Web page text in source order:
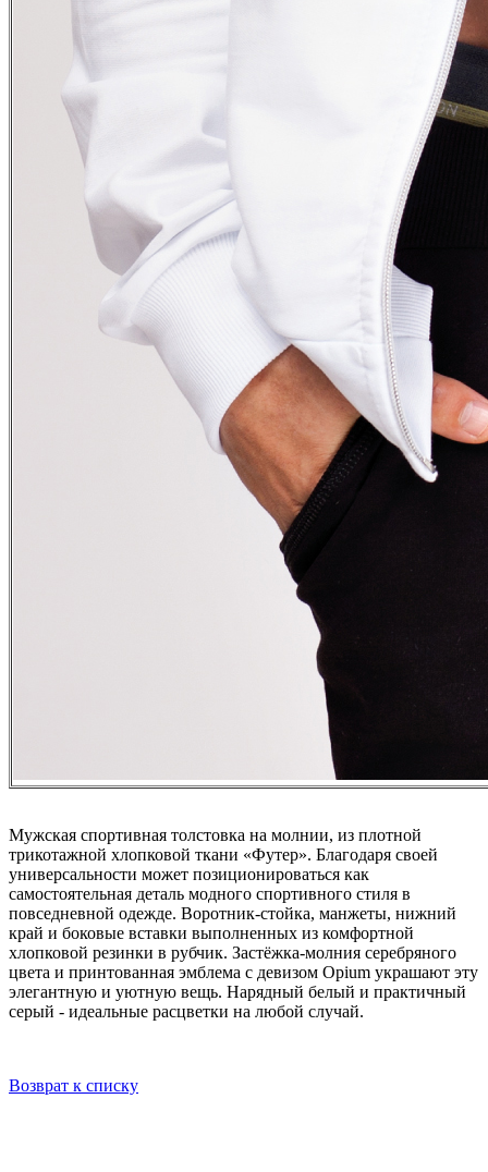
Мужская спортивная толстовка на молнии, из плотной
трикотажной хлопковой ткани «Футер». Благодаря своей
универсальности может позиционироваться как
самостоятельная деталь модного спортивного стиля в
повседневной одежде. Воротник-стойка, манжеты, нижний
край и боковые вставки выполненных из комфортной
хлопковой резинки в рубчик. Застёжка-молния серебряного
цвета и принтованная эмблема с девизом Opium украшают эту
элегантную и уютную вещь. Нарядный белый и практичный
серый - идеальные расцветки на любой случай.
Возврат к списку